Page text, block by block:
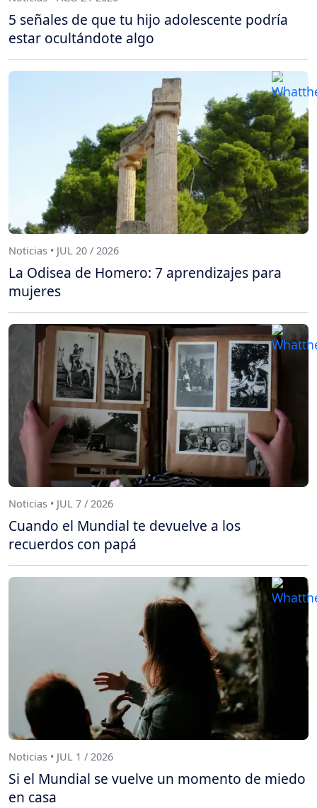
5 señales de que tu hijo adolescente podría
estar ocultándote algo
Noticias • JUL 20 / 2026
La Odisea de Homero: 7 aprendizajes para
mujeres
Noticias • JUL 7 / 2026
Cuando el Mundial te devuelve a los
recuerdos con papá
Noticias • JUL 1 / 2026
Si el Mundial se vuelve un momento de miedo
en casa